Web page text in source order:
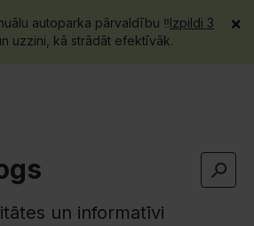
autoparka pārvaldību ‼️Izpildi 3
uzzini, kā strādāt efektīvāk.
×
Piesakies demo
un informatīvi